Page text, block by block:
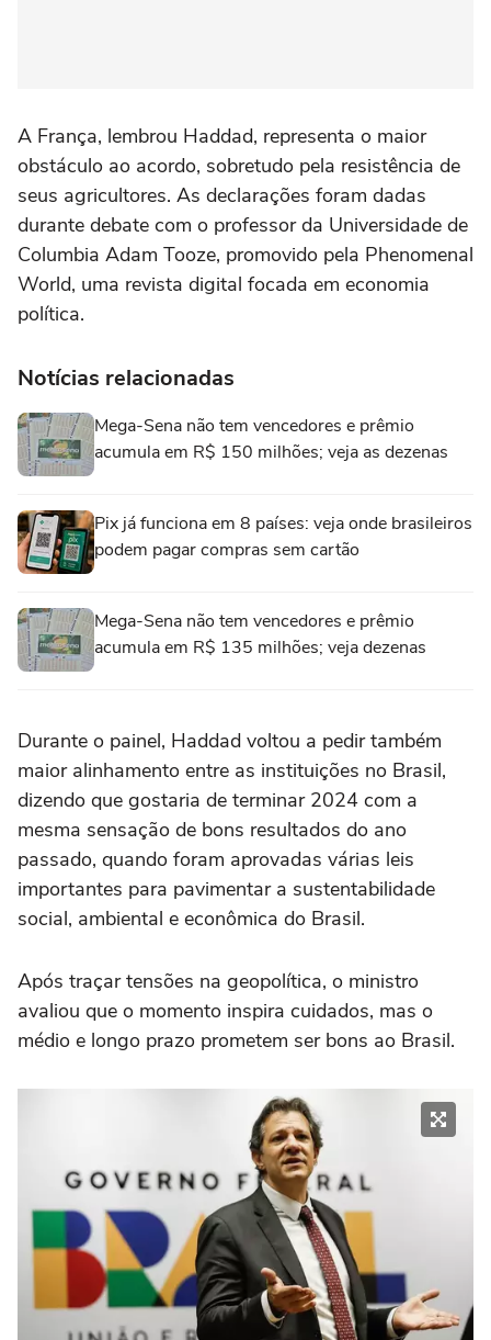
A França, lembrou Haddad, representa o maior
obstáculo ao acordo, sobretudo pela resistência de
seus agricultores. As declarações foram dadas
durante debate com o professor da Universidade de
Columbia Adam Tooze, promovido pela Phenomenal
World, uma revista digital focada em economia
política.
Notícias relacionadas
Mega-Sena não tem vencedores e prêmio
acumula em R$ 150 milhões; veja as dezenas
Pix já funciona em 8 países: veja onde brasileiros
podem pagar compras sem cartão
Mega-Sena não tem vencedores e prêmio
acumula em R$ 135 milhões; veja dezenas
Durante o painel, Haddad voltou a pedir também
maior alinhamento entre as instituições no Brasil,
dizendo que gostaria de terminar 2024 com a
mesma sensação de bons resultados do ano
passado, quando foram aprovadas várias leis
importantes para pavimentar a sustentabilidade
social, ambiental e econômica do Brasil.
Após traçar tensões na geopolítica, o ministro
avaliou que o momento inspira cuidados, mas o
médio e longo prazo prometem ser bons ao Brasil.